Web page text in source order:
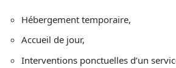
Hébergement temporaire,
Accueil de jour,
Interventions ponctuelles d’un